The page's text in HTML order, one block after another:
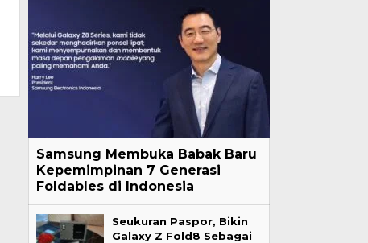
Samsung Membuka Babak Baru
Kepemimpinan 7 Generasi
Foldables di Indonesia
Seukuran Paspor, Bikin
Galaxy Z Fold8 Sebagai